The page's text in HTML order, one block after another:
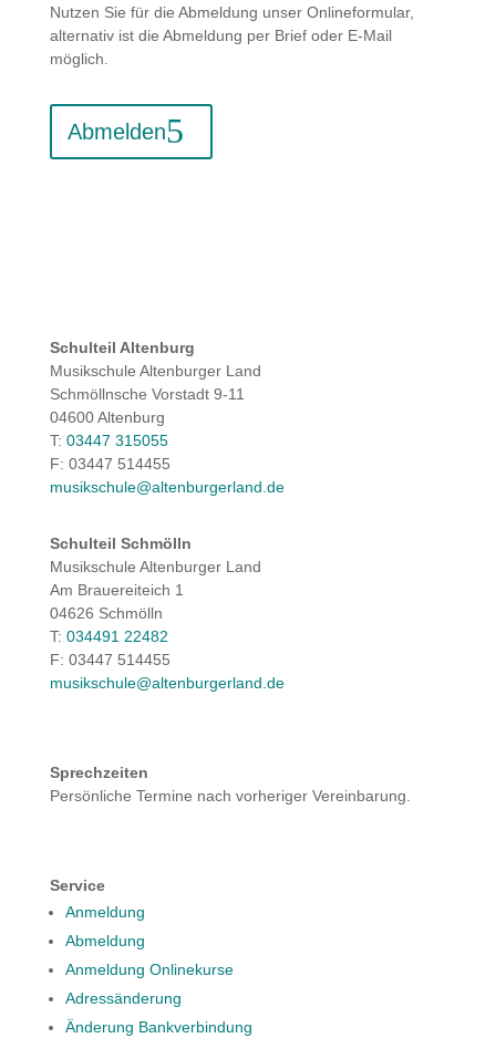
Nutzen Sie für die Abmeldung unser Onlineformular,
alternativ ist die Abmeldung per Brief oder E-Mail
möglich.
Abmelden
Schulteil Altenburg
Musikschule Altenburger Land
Schmöllnsche Vorstadt 9-11
04600 Altenburg
T: 03447 315055
F: 03447 514455
musikschule@altenburgerland.de
Schulteil Schmölln
Musikschule Altenburger Land
Am Brauereiteich 1
04626 Schmölln
T: 034491 22482
F: 03447 514455
musikschule@altenburgerland.de
Sprechzeiten
Persönliche Termine nach vorheriger Vereinbarung.
Service
Anmeldung
Abmeldung
Anmeldung Onlinekurse
Adressänderung
Änderung Bankverbindung